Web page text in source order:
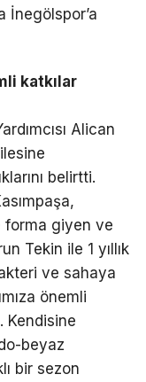
İnegölspor’a
katkılar
Alican
belirtti.
forma giyen ve
Tekin ile 1 yıllık
ve sahaya
önemli
Kendisine
beyaz
bir sezon